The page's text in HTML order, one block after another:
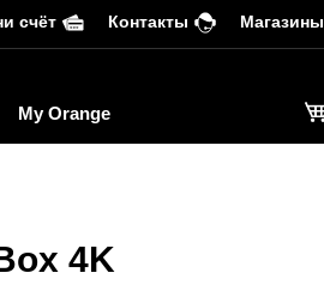
счёт Контакты Магазины
My Orange
4K